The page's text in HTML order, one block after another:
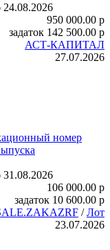
24.08.2026
950 000.00 p
задаток 142 500.00 p
АСТ-КАПИТАЛ
27.07.2026
номер
31.08.2026
106 000.00 p
задаток 10 600.00 p
/Лот
23.07.2026